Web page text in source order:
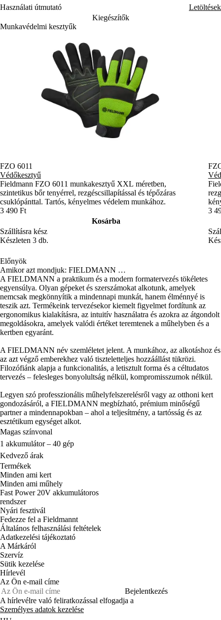
Használati útmutató
Letöltések
Kiegészítők
Munkavédelmi kesztyűk
FZO 6011
Védőkesztyű
Fieldmann FZO 6011 munkakesztyű XXL méretben,
szintetikus bőr tenyérrel, rezgéscsillapítással és tépőzáras
csuklópánttal. Tartós, kényelmes védelem munkához.
3 490 Ft
Kosárba
Szállításra kész
Készleten 3 db.
3
Előnyök
Amikor azt mondjuk: FIELDMANN …
A FIELDMANN a praktikum és a modern formatervezés tökéletes
egyensúlya. Olyan gépeket és szerszámokat alkotunk, amelyek
nemcsak megkönnyítik a mindennapi munkát, hanem élménnyé is
teszik azt. Termékeink tervezésekor kiemelt figyelmet fordítunk az
ergonomikus kialakításra, az intuitív használatra és azokra az átgondolt
megoldásokra, amelyek valódi értéket teremtenek a műhelyben és a
kertben egyaránt.
A FIELDMANN név szemléletet jelent. A munkához, az alkotáshoz és
az azt végző emberekhez való tiszteletteljes hozzáállást tükrözi.
Filozófiánk alapja a funkcionalitás, a letisztult forma és a céltudatos
tervezés – felesleges bonyolultság nélkül, kompromisszumok nélkül.
Legyen szó professzionális műhelyfelszerelésről vagy az otthoni kert
gondozásáról, a FIELDMANN megbízható, prémium minőségű
partner a mindennapokban – ahol a teljesítmény, a tartósság és az
esztétikum egységet alkot.
Magas színvonal
1 akkumulátor – 40 gép
Kedvező árak
Termékek
Minden ami kert
Minden ami műhely
Fast Power 20V akkumulátoros
rendszer
Nyári fesztivál
Fedezze fel a Fieldmannt
Általános felhasználási feltételek
Adatkezelési tájékoztató
A Márkáról
Szervíz
Sütik kezelése
Hírlevél
Az Ön e-mail címe
Bejelentkezés
A hírlevélre való feliratkozással elfogadja a
Személyes adatok kezelése